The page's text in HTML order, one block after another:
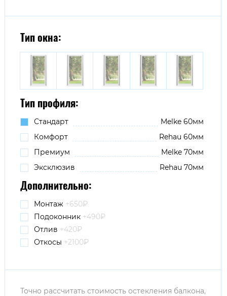
Тип окна:
Тип профиля:
Стандарт
Melke 60мм
Комфорт
Rehau 60мм
Премиум
Melke 70мм
Эксклюзив
Rehau 70мм
Дополнительно:
Монтаж +650₽
Подоконник +490₽
Отлив +420₽
Откосы +2100₽
Точно рассчитать стоимость остекления балкона,